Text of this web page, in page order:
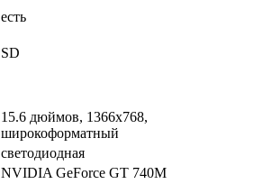
есть
SD
15.6 дюймов, 1366x768,
широкоформатный
светодиодная
NVIDIA GeForce GT 740M